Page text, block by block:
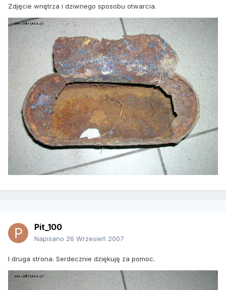
Zdjęcie wnętrza i dziwnego sposobu otwarcia.
Pit_100
Napisano 26 Wrzesień 2007
I druga strona. Serdecznie dziękuję za pomoc.